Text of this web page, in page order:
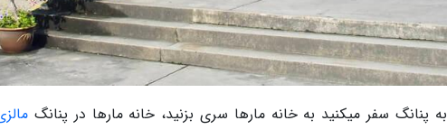
به پنانگ سفر میکنید به خانه مارها سری بزنید، خانه مارها در پنانگ